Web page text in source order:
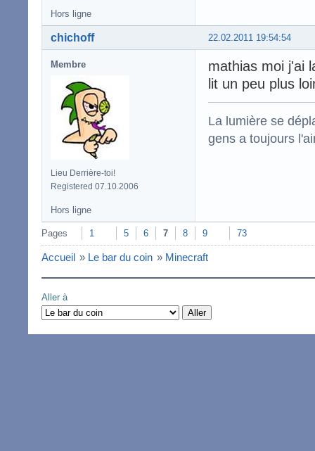
Hors ligne
22.02.2011 19:54:54
chichoff
Membre
Lieu Derrière-toi!
Registered 07.10.2006
mathias moi j'ai
lit un peu plus
La lumière se
gens a toujours
Hors ligne
Pages 1 5 6 7 8 9 73
Accueil » Le bar du coin » Minecraft
Aller à